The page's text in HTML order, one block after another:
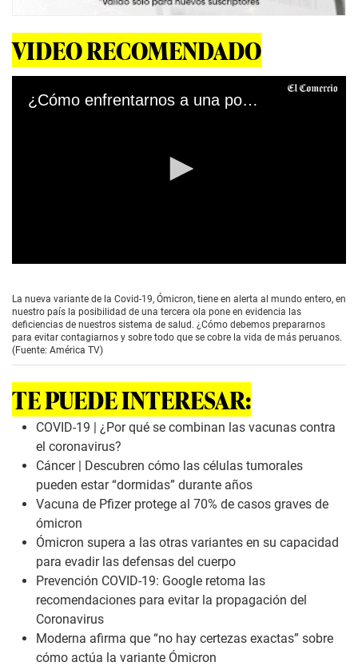
VIDEO RECOMENDADO
¿Cómo enfrentarnos a una posible tercera ola de la Covid-19 en nuestro país?
e
c
o
n
d
s
f
0
s
La nueva variante de la Covid-19, Ómicron, tiene en alerta al mundo entero, en
nuestro país la posibilidad de una tercera ola pone en evidencia las
deficiencias de nuestros sistema de salud. ¿Cómo debemos prepararnos
para evitar contagiarnos y sobre todo que se cobre la vida de más peruanos.
(Fuente: América TV)
TE PUEDE INTERESAR:
COVID-19 | ¿Por qué se combinan las vacunas contra
el coronavirus?
Cáncer | Descubren cómo las células tumorales
pueden estar “dormidas” durante años
Vacuna de Pfizer protege al 70% de casos graves de
ómicron
Ómicron supera a las otras variantes en su capacidad
para evadir las defensas del cuerpo
Prevención COVID-19: Google retoma las
recomendaciones para evitar la propagación del
Coronavirus
Moderna afirma que “no hay certezas exactas” sobre
cómo actúa la variante Ómicron